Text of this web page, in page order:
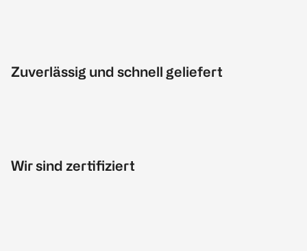
Zuverlässig und schnell geliefert
Wir sind zertifiziert